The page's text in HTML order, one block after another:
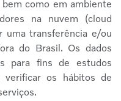
como em ambiente
na nuvem (cloud
uma transferência e/ou
do Brasil. Os dados
para fins de estudos
verificar os hábitos de